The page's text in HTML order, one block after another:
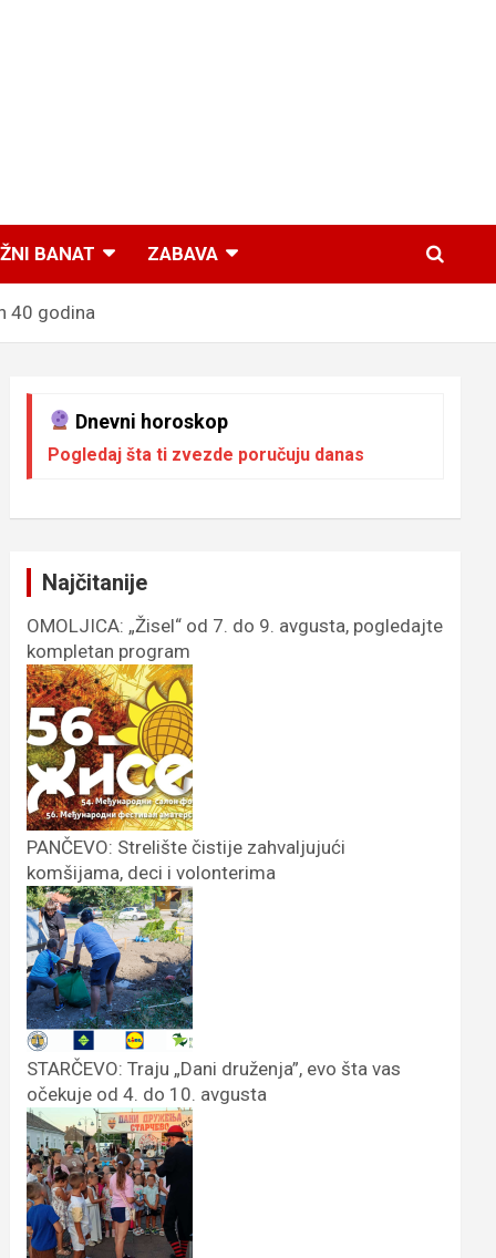
BANAT ZABAVA
40 godina
Dnevni horoskop
Pogledaj šta ti zvezde poručuju danas
Najčitanije
OMOLJICA: „Žisel“ od 7. do 9. avgusta, pogledajte
kompletan program
PANČEVO: Strelište čistije zahvaljujući
komšijama, deci i volonterima
STARČEVO: Traju „Dani druženja”, evo šta vas
očekuje od 4. do 10. avgusta